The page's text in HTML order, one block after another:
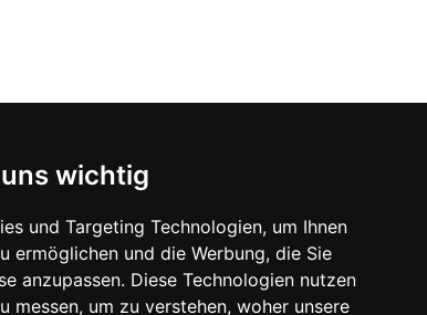
wichtig
und Targeting Technologien, um Ihnen
ermöglichen und die Werbung, die Sie
anzupassen. Diese Technologien nutzen
messen, um zu verstehen, woher unsere
Prüfung vor.